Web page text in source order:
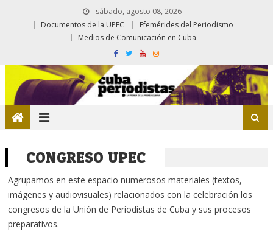
sábado, agosto 08, 2026
Documentos de la UPEC
Efemérides del Periodismo
Medios de Comunicación en Cuba
CONGRESO UPEC
Agrupamos en este espacio numerosos materiales (textos,
imágenes y audiovisuales) relacionados con la celebración los
congresos de la Unión de Periodistas de Cuba y sus procesos
preparativos.